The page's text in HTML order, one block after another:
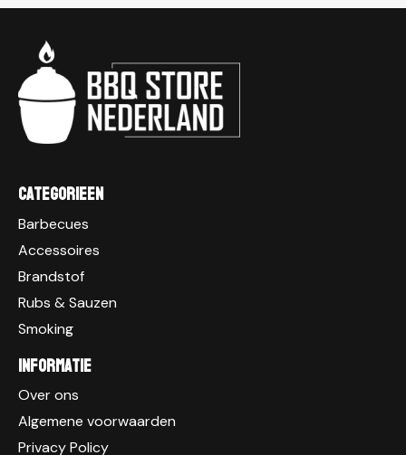
Categorieen
Barbecues
Accessoires
Brandstof
Rubs & Sauzen
Smoking
Informatie
Over ons
Algemene voorwaarden
Privacy Policy